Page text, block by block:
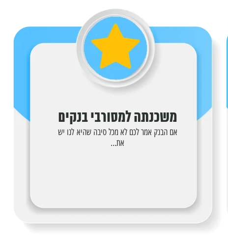
משכנתה למסורבי בנקים
אם הבנק אמר לכם לא מכל סיבה שהיא לנו יש
את...